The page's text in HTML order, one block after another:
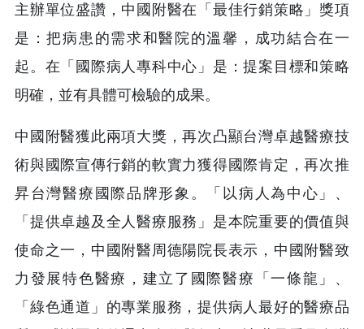
主辦單位盛讚，中國附醫在「最佳行銷策略」獎項
是：把病患的需求和醫院的溫馨，成功結合在一
起。在「國際病人專科中心」是：提案目標和策略
明確，並有具體可檢驗的成果。
中國附醫獲此兩項大獎，再次凸顯台灣卓越醫療技
術與國際宣傳行銷的軟實力獲得國際肯定，再次推
昇台灣醫療國際品牌形象。「以病人為中心」、
「提供卓越及全人醫療服務」是本院重要的價值與
使命之一，中國附醫周德陽院長表示，中國附醫致
力發展特色醫療，建立了國際醫療「一條龍」、
「綠色通道」的專業服務，提供病人最好的醫療品